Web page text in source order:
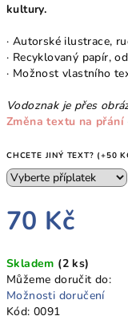
kultury.
· Autorské ilustrace,
· Recyklovaný papír,
· Možnost vlastního
Vodoznak je přes
Změna textu na přání
CHCETE JINÝ TEXT? (+50
70 Kč
cena:
Skladem (2 ks)
Můžeme doručit do:
Možnosti doručení
Kód: 0091